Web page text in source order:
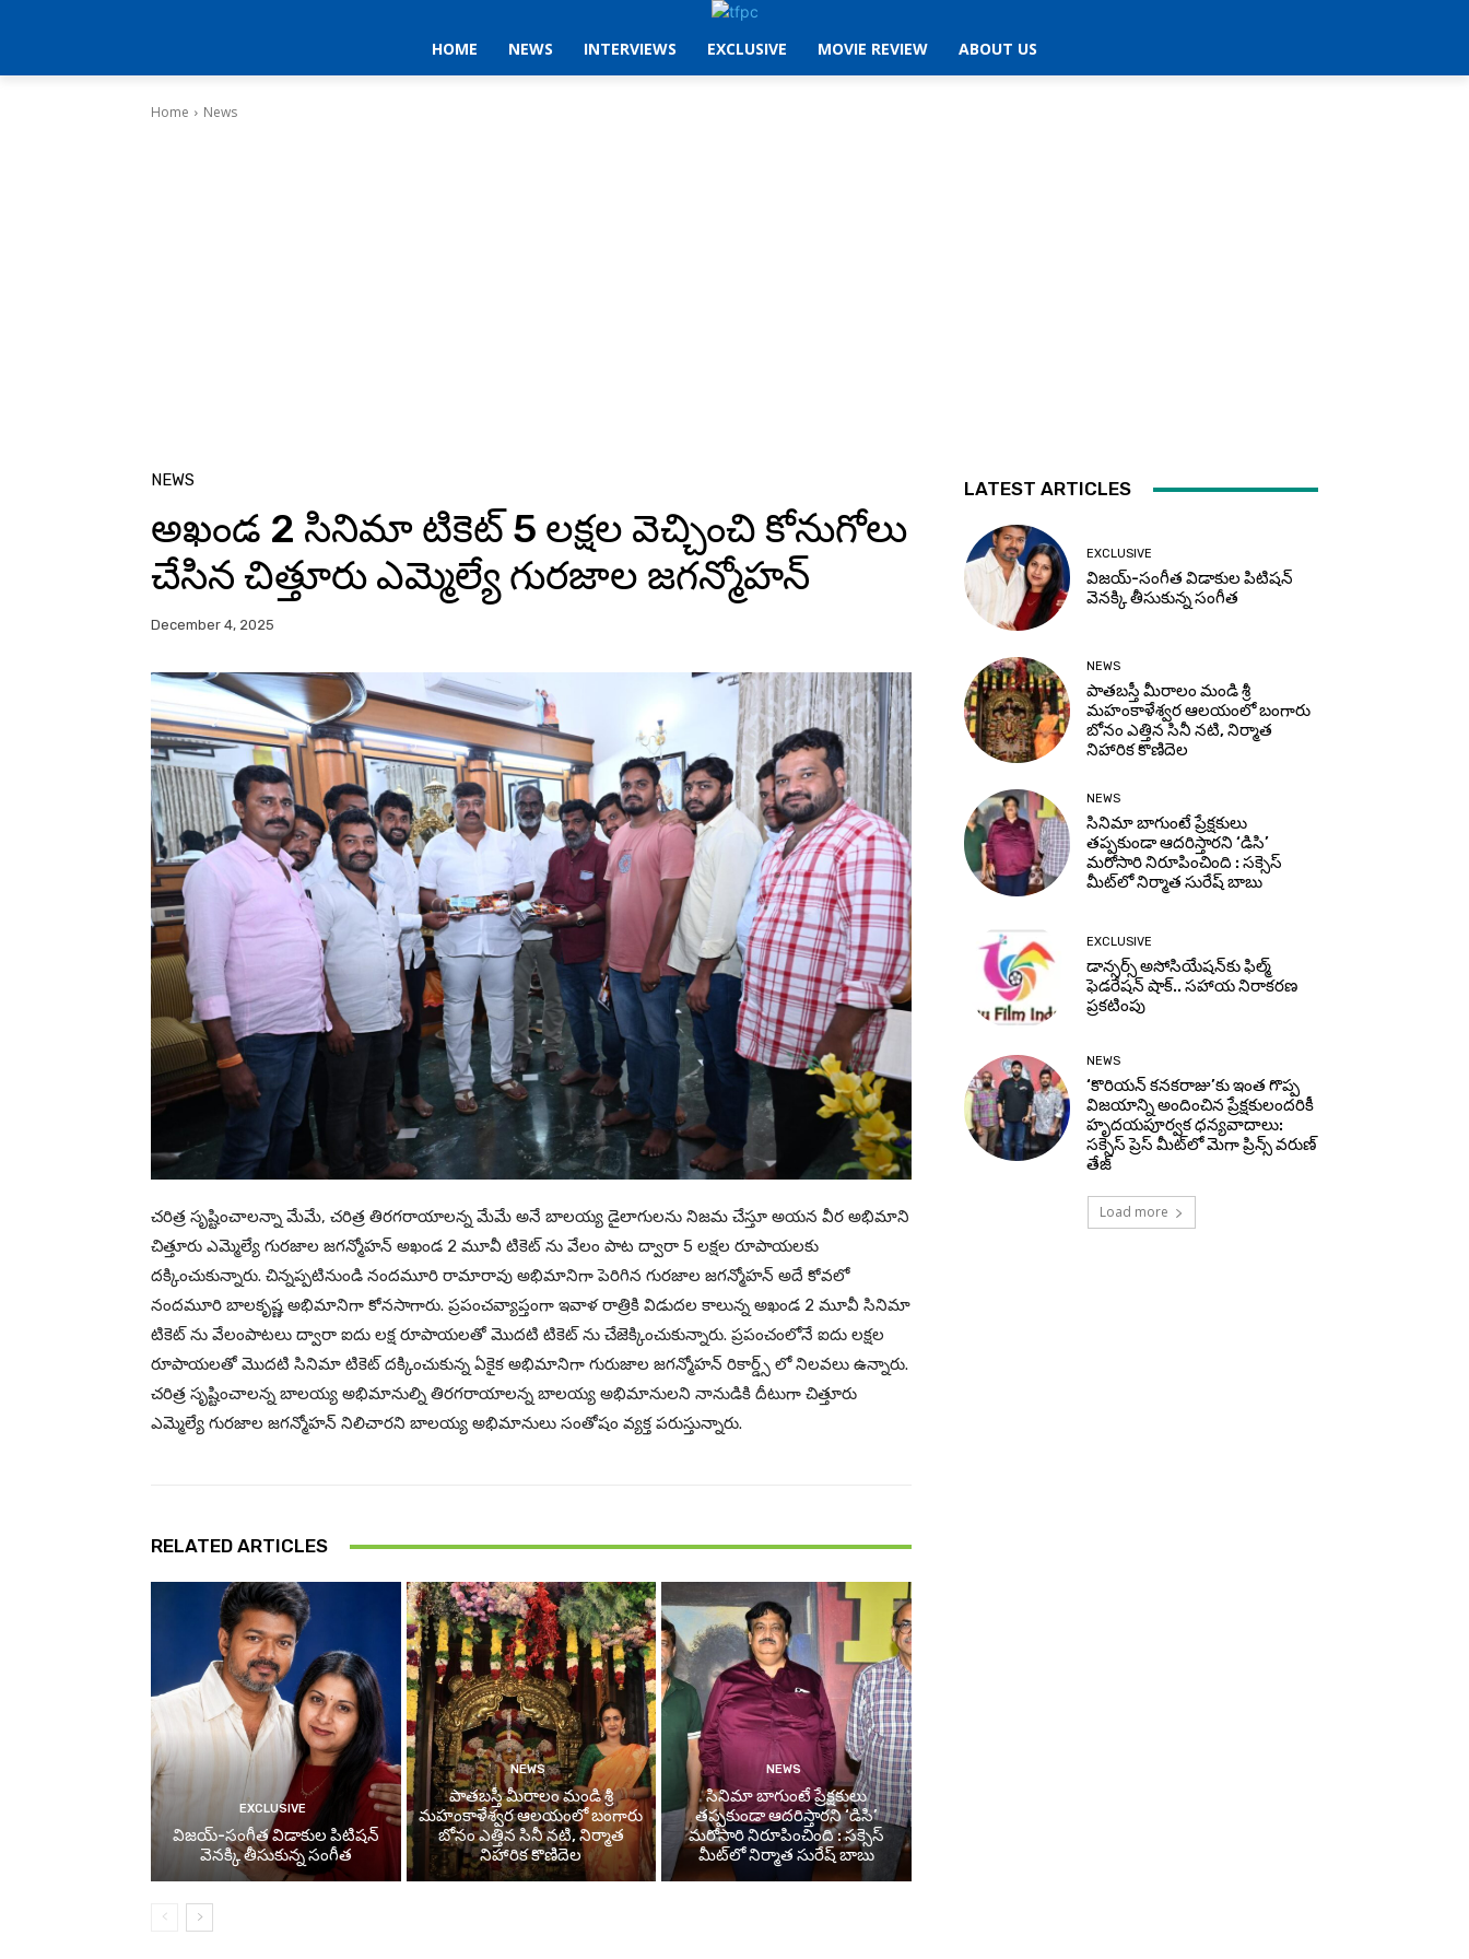
HOME NEWS INTERVIEWS EXCLUSIVE MOVIE REVIEW ABOUT US
Home News
NEWS
అఖండ 2 సినిమా టికెట్ 5 లక్షల వెచ్చించి కోనుగోలు
చేసిన చిత్తూరు ఎమ్మెల్యే గురజాల జగన్మోహన్
December 4, 2025
చరిత్ర సృష్టించాలన్నా మేమే, చరిత్ర తిరగరాయాలన్న మేమే అనే బాలయ్య డైలాగులను నిజమ చేస్తూ అయన వీర అభిమాని
చిత్తూరు ఎమ్మెల్యే గురజాల జగన్మోహన్ అఖండ 2 మూవీ టికెట్ ను వేలం పాట ద్వారా 5 లక్షల రూపాయలకు
దక్కించుకున్నారు. చిన్నప్పటినుండి నందమూరి రామారావు అభిమానిగా పెరిగిన గురజాల జగన్మోహన్ అదే కోవలో
నందమూరి బాలకృష్ణ అభిమానిగా కోనసాగారు. ప్రపంచవ్యాప్తంగా ఇవాళ రాత్రికి విడుదల కాలున్న అఖండ 2 మూవీ సినిమా
టికెట్ ను వేలంపాటలు ద్వారా ఐదు లక్ష రూపాయలతో మొదటి టికెట్ ను చేజెక్కించుకున్నారు. ప్రపంచంలోనే ఐదు లక్షల
రూపాయలతో మొదటి సినిమా టికెట్ దక్కించుకున్న ఏకైక అభిమానిగా గురుజాల జగన్మోహన్ రికార్డ్స్ లో నిలవలు ఉన్నారు.
చరిత్ర సృష్టించాలన్న బాలయ్య అభిమానుల్ని తిరగరాయాలన్న బాలయ్య అభిమానులని నానుడికి దీటుగా చిత్తూరు
ఎమ్మెల్యే గురజాల జగన్మోహన్ నిలిచారని బాలయ్య అభిమానులు సంతోషం వ్యక్త పరుస్తున్నారు.
RELATED ARTICLES
EXCLUSIVE
విజయ్-సంగీత విడాకుల పిటిషన్
వెనక్కి తీసుకున్న సంగీత
NEWS
పాతబస్తీ మీరాలం మండి శ్రీ
మహంకాళేశ్వర ఆలయంలో బంగారు
బోనం ఎత్తిన సినీ నటి, నిర్మాత
నిహారిక కొణిదెల
NEWS
సినిమా బాగుంటే ప్రేక్షకులు
తప్పకుండా ఆదరిస్తారని ‘డిసి’
మరోసారి నిరూపించింది : సక్సెస్
మీట్‌లో నిర్మాత సురేష్ బాబు
LATEST ARTICLES
EXCLUSIVE
విజయ్-సంగీత విడాకుల పిటిషన్
వెనక్కి తీసుకున్న సంగీత
NEWS
పాతబస్తీ మీరాలం మండి శ్రీ
మహంకాళేశ్వర ఆలయంలో బంగారు
బోనం ఎత్తిన సినీ నటి, నిర్మాత
నిహారిక కొణిదెల
NEWS
సినిమా బాగుంటే ప్రేక్షకులు
తప్పకుండా ఆదరిస్తారని ‘డిసి’
మరోసారి నిరూపించింది : సక్సెస్
మీట్‌లో నిర్మాత సురేష్ బాబు
EXCLUSIVE
డాన్సర్స్ అసోసియేషన్‌కు ఫిల్మ్
ఫెడరేషన్ షాక్.. సహాయ నిరాకరణ
ప్రకటింపు
NEWS
‘కొరియన్ కనకరాజు’కు ఇంత గొప్ప
విజయాన్ని అందించిన ప్రేక్షకులందరికీ
హృదయపూర్వక ధన్యవాదాలు:
సక్సెస్ ప్రెస్ మీట్‌లో మెగా ప్రిన్స్ వరుణ్
తేజ్
Load more